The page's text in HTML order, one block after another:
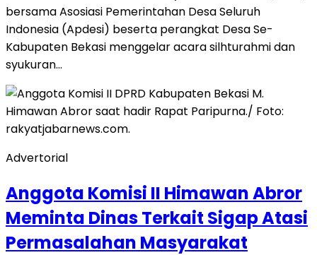
bersama Asosiasi Pemerintahan Desa Seluruh
Indonesia (Apdesi) beserta perangkat Desa Se-
Kabupaten Bekasi menggelar acara silhturahmi dan
syukuran…
Advertorial
Anggota Komisi II Himawan Abror
Meminta Dinas Terkait Sigap Atasi
Permasalahan Masyarakat